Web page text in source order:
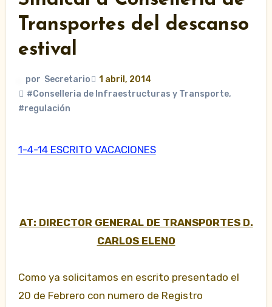
Transportes del descanso
estival
por Secretario
1 abril, 2014
#Conselleria de Infraestructuras y Transporte,
#regulación
1-4-14 ESCRITO VACACIONES
AT: DIRECTOR GENERAL DE TRANSPORTES D.
CARLOS ELENO
Como ya solicitamos en escrito presentado el
20 de Febrero con numero de Registro